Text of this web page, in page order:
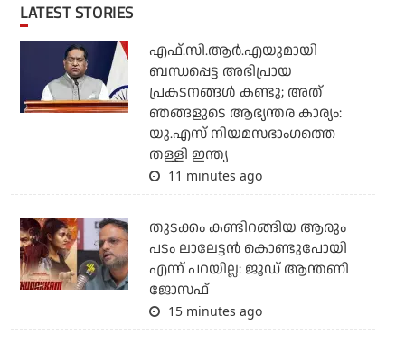
LATEST STORIES
എഫ്.സി.ആര്‍.എയുമായി
ബന്ധപ്പെട്ട അഭിപ്രായ
പ്രകടനങ്ങള്‍ കണ്ടു; അത്
ഞങ്ങളുടെ ആഭ്യന്തര കാര്യം:
യു.എസ് നിയമസഭാംഗത്തെ
തള്ളി ഇന്ത്യ
11 minutes ago
തുടക്കം കണ്ടിറങ്ങിയ ആരും
പടം ലാലേട്ടൻ കൊണ്ടുപോയി
എന്ന് പറയില്ല: ജൂഡ് ആന്തണി
ജോസഫ്
15 minutes ago